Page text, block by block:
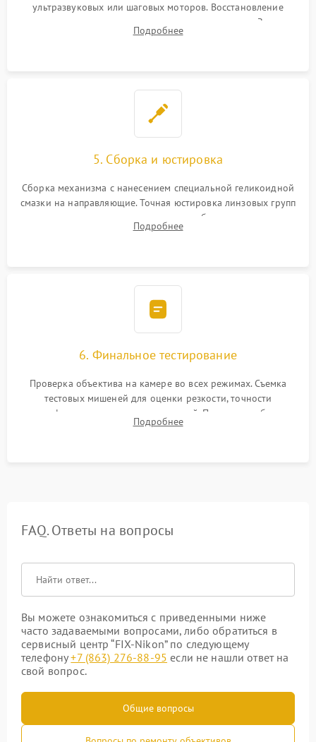
ультразвуковых или шаговых моторов. Восстановление
геометрии направляющих при заклинивании зума. Замена
неисправного блока диафрагмы, датчиков положения или
Подробнее
5. Сборка и юстировка
Сборка механизма с нанесением специальной геликоидной
смазки на направляющие. Точная юстировка линзовых групп
программным или механическим способом для устранения
бэк
Подробнее
6. Финальное тестирование
Проверка объектива на камере во всех режимах. Съемка
тестовых мишеней для оценки резкости, точности
автофокуса и отсутствия искажений. Проверка работы
диафрагмы на закрытых значениях и тестирование
Подробнее
FAQ. Ответы на вопросы
Вы можете ознакомиться с приведенными ниже
часто задаваемыми вопросами, либо обратиться в
сервисный центр “FIX-Nikon” по следующему
телефону+7 (863) 276-88-95 если не нашли ответ на
свой вопрос.
Общие вопросы